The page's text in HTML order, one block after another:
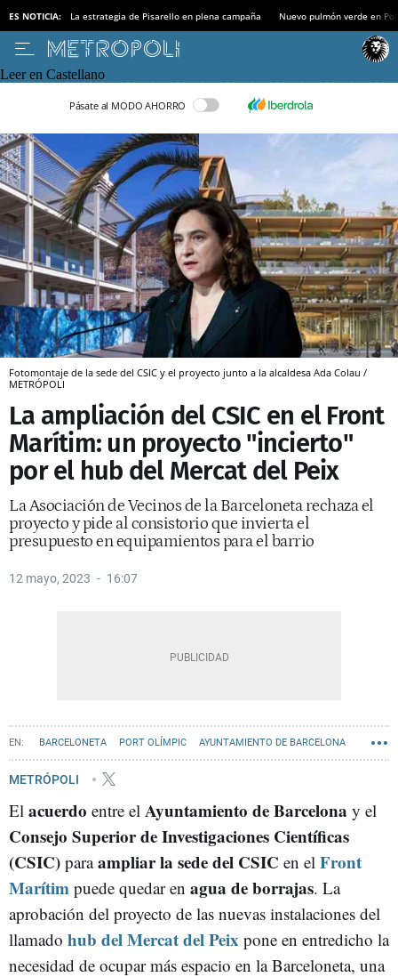
ES NOTICIA: La estrategia de Pisarello en plena campaña Nuevo pulmón verde en
Leer en Castellano
Pásate al MODO AHORRO
Fotomontaje de la sede del CSIC y el proyecto junto a la alcaldesa Ada Colau /
METRÓPOLI
La ampliación del CSIC en el Front
Marítim: un proyecto "incierto"
por el hub del Mercat del Peix
La Asociación de Vecinos de la Barceloneta rechaza el
proyecto y pide al consistorio que invierta el
presupuesto en equipamientos para el barrio
12 mayo, 2023 16:07
BARCELONETA PORT OLÍMPIC AYUNTAMIENTO DE BARCELONA
METRÓPOLI
El acuerdo entre el Ayuntamiento de Barcelona y el
Consejo Superior de Investigaciones Científicas
(CSIC) paraampliar la sede del CSIC en el Front
Marítim puede quedar en agua de borrajas. La
aprobación del proyecto de las nuevas instalaciones del
llamado hub del Mercat del Peix pone en entredicho la
necesidad de ocupar más espacio en la Barceloneta, una